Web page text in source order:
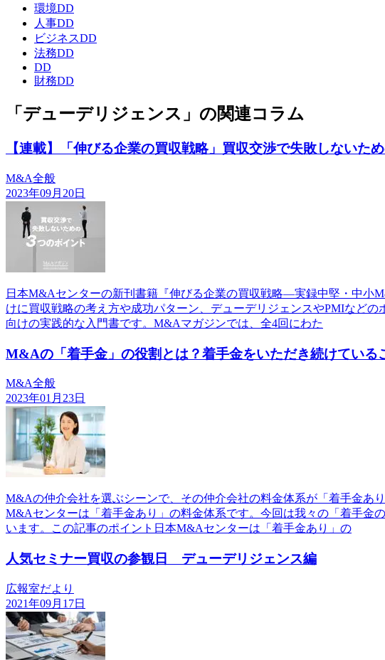
環境DD
人事DD
ビジネスDD
法務DD
DD
財務DD
「デューデリジェンス」の関連コラム
【連載】「伸びる企業の買収戦略」買収交渉で失敗しないた
M&A全般
2023年09月20日
日本M&Aセンターの新刊書籍『伸びる企業の買収戦略―実録中堅・中小
けに買収戦略の考え方や成功パターン、デューデリジェンスやPMIなど
向けの実践的な入門書です。M&Aマガジンでは、全4回にわた
M&Aの「着手金」の役割とは？着手金をいただき続けている
M&A全般
2023年01月23日
M&Aの仲介会社を選ぶシーンで、その仲介会社の料金体系が「着手金あ
M&Aセンターは「着手金あり」の料金体系です。今回は我々の「着手金
います。この記事のポイント日本M&Aセンターは「着手金あり」の
人気セミナー買収の参観日 デューデリジェンス編
広報室だより
2021年09月17日